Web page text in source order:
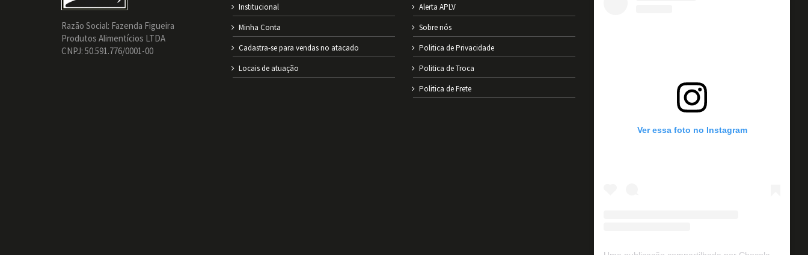
Razão Social: Fazenda Figueira
Produtos Alimentícios LTDA
CNPJ: 50.591.776/0001-00
Institucional
Minha Conta
Cadastra-se para vendas no atacado
Locais de atuação
Alerta APLV
Sobre nós
Politica de Privacidade
Politica de Troca
Politica de Frete
Ver essa foto no Instagram